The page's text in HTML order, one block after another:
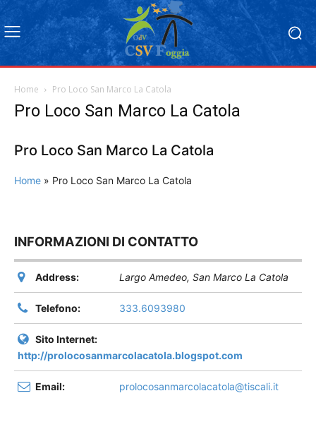
Home Pro Loco San Marco La Catola
Pro Loco San Marco La Catola
Pro Loco San Marco La Catola
Home » Pro Loco San Marco La Catola
INFORMAZIONI DI CONTATTO
Address: Largo Amedeo, San Marco La Catola
Telefono: 333.6093980
Sito Internet:
http://prolocosanmarcolacatola.blogspot.com
Email: prolocosanmarcolacatola@tiscali.it